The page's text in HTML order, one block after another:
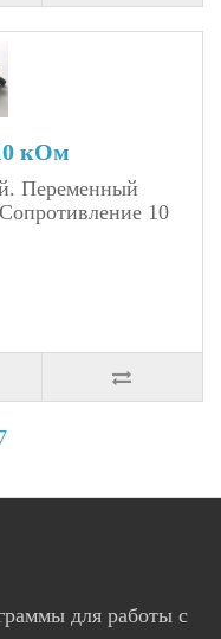
кОм
Переменный
10
для работы с